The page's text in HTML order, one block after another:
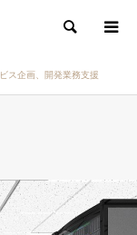
検索
ス企画、開発業務支援